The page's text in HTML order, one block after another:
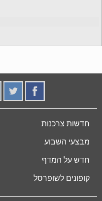
חדשות צרכנות
מבצעי השבוע
חדש על המדף
קופונים לשופרסל